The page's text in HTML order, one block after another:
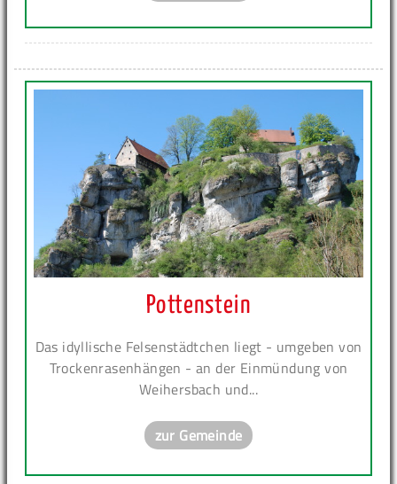
Pottenstein
Das idyllische Felsenstädtchen liegt - umgeben von
Trockenrasenhängen - an der Einmündung von
Weihersbach und...
zur Gemeinde